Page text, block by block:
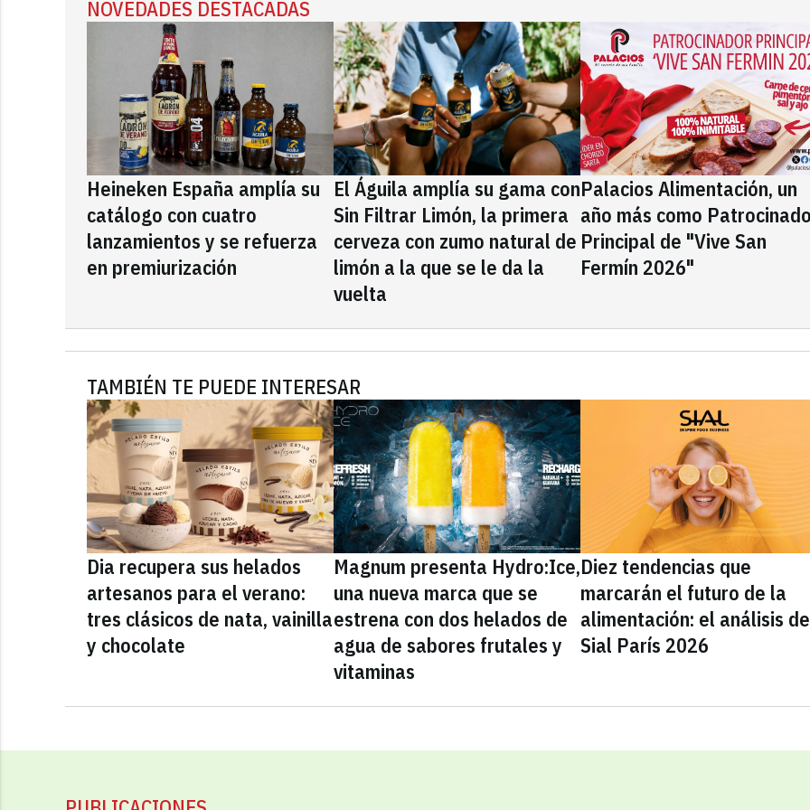
NOVEDADES DESTACADAS
Heineken España amplía su
catálogo con cuatro
lanzamientos y se refuerza
en premiurización
El Águila amplía su gama con
Sin Filtrar Limón, la primera
cerveza con zumo natural de
limón a la que se le da la
vuelta
Palacios Alimentación, un
año más como
Principal de "Vive San
Fermín 2026"
TAMBIÉN TE PUEDE INTERESAR
Dia recupera sus helados
artesanos para el verano:
tres clásicos de nata, vainilla
y chocolate
Magnum presenta Hydro:Ice,
una nueva marca que se
estrena con dos helados de
agua de sabores frutales y
vitaminas
Diez tendencias que
marcarán el futuro de la
alimentación: el análisis de
Sial París 2026